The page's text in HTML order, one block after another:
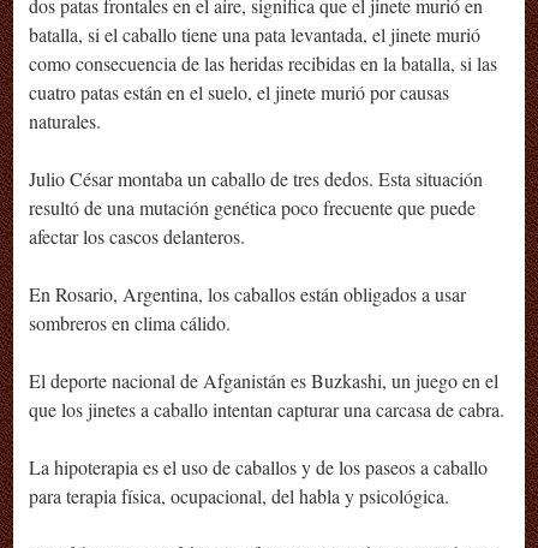
dos patas frontales en el aire, significa que el jinete murió en
batalla, si el caballo tiene una pata levantada, el jinete murió
como consecuencia de las heridas recibidas en la batalla, si las
cuatro patas están en el suelo, el jinete murió por causas
naturales.
Julio César montaba un caballo de tres dedos. Esta situación
resultó de una mutación genética poco frecuente que puede
afectar los cascos delanteros.
En Rosario, Argentina, los caballos están obligados a usar
sombreros en clima cálido.
El deporte nacional de Afganistán es Buzkashi, un juego en el
que los jinetes a caballo intentan capturar una carcasa de cabra.
La hipoterapia es el uso de caballos y de los paseos a caballo
para terapia física, ocupacional, del habla y psicológica.